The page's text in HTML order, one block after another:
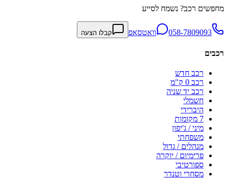
מחפשים רכב? נשמח לסייע
058-7809093 וואטסאפ קבלו הצעה
רכבים
רכב חדש
רכב 0 ק"מ
רכב יד שניה
חשמלי
היברידי
7 מקומות
מיני / ג'יפון
משפחתי
מנהלים / גדול
פרימיום / יוקרה
ספורטיבי
מסחרי וטנדר